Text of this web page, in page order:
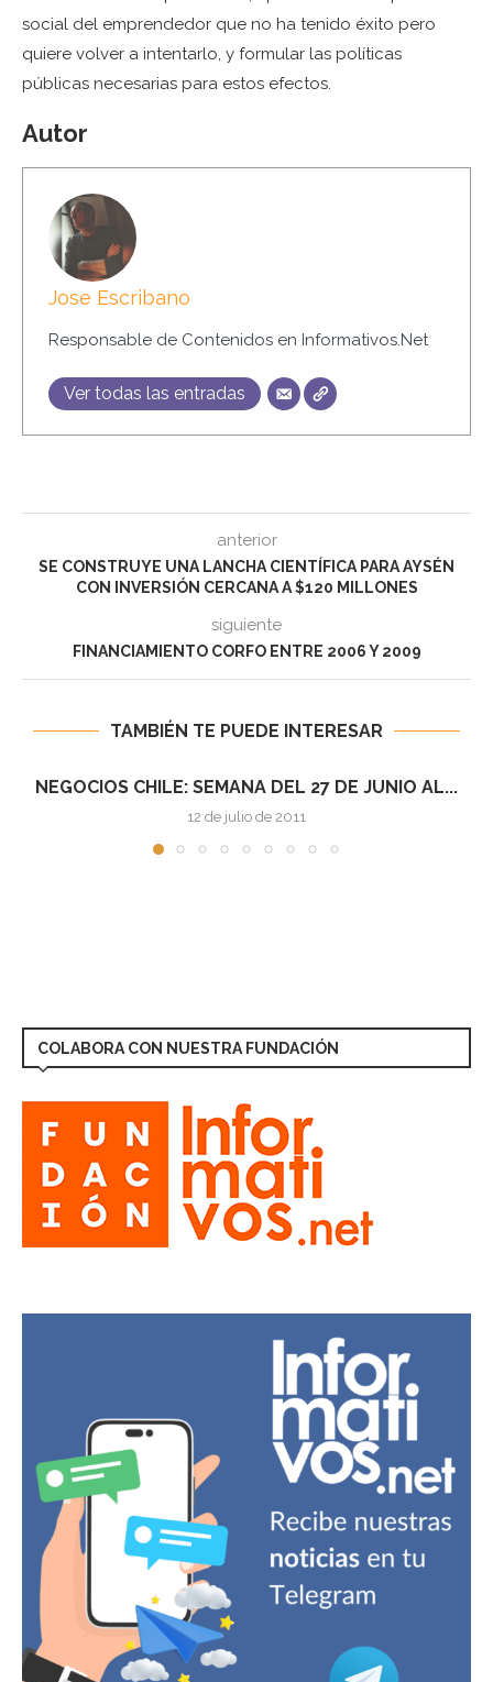
social del emprendedor que no ha tenido éxito pero
quiere volver a intentarlo, y formular las políticas
públicas necesarias para estos efectos.
Autor
Jose Escribano
Responsable de Contenidos en Informativos.Net
Ver todas las entradas
anterior
SE CONSTRUYE UNA LANCHA CIENTÍFICA PARA AYSÉN
CON INVERSIÓN CERCANA A $120 MILLONES
siguiente
FINANCIAMIENTO CORFO ENTRE 2006 Y 2009
TAMBIÉN TE PUEDE INTERESAR
NEGOCIOS CHILE: SEMANA DEL 4 AL 10 DE...
12 de julio de 2011
COLABORA CON NUESTRA FUNDACIÓN